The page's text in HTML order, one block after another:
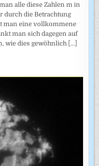
alle diese Zahlen m in
durch die Betrachtung
man eine vollkommene
man sich dagegen auf
wie dies gewöhnlich [...]